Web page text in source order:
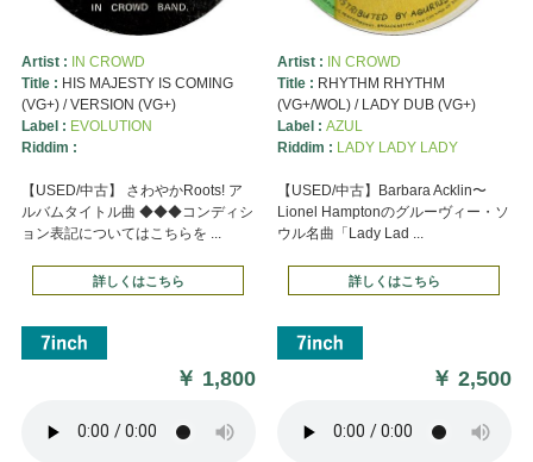
Artist : IN CROWD
Title : HIS MAJESTY IS COMING
(VG+) / VERSION (VG+)
Label : EVOLUTION
Riddim :
【USED/中古】 さわやかRoots! ア
ルバムタイトル曲 ◆◆◆コンディシ
ョン表記についてはこちらを ...
詳しくはこちら
￥ 1,800
Artist : IN CROWD
Title : RHYTHM RHYTHM
(VG+/WOL) / LADY DUB (VG+)
Label : AZUL
Riddim : LADY LADY LADY
【USED/中古】Barbara Acklin〜
Lionel Hamptonのグルーヴィー・ソ
ウル名曲「Lady Lad ...
詳しくはこちら
￥2,500